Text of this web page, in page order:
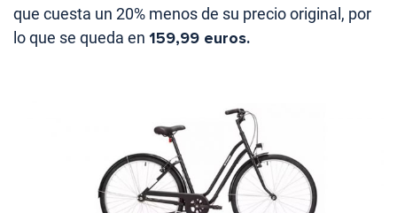
que cuesta un 20% menos de su precio original, por
lo que se queda en 159,99 euros.